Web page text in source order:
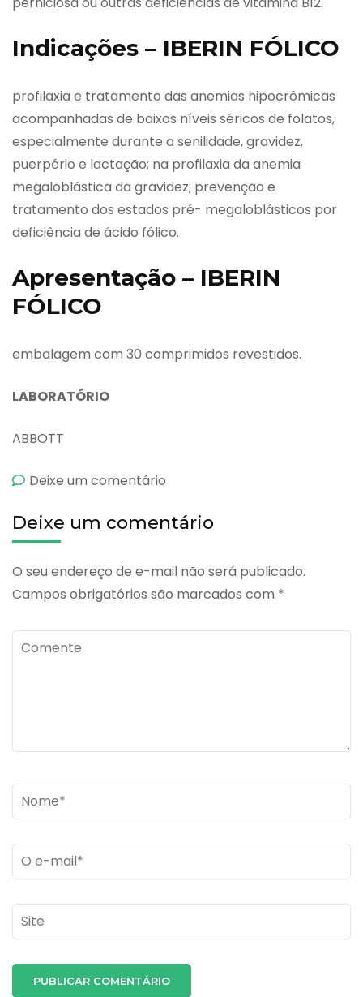
Indicações – IBERIN FÓLICO
profilaxia e tratamento das anemias hipocrômicas
acompanhadas de baixos níveis séricos de folatos,
especialmente durante a senilidade, gravidez,
puerpério e lactação; na profilaxia da anemia
megaloblástica da gravidez; prevenção e
tratamento dos estados pré- megaloblásticos por
deficiência de ácido fólico.
Apresentação – IBERIN
FÓLICO
embalagem com 30 comprimidos revestidos.
LABORATÓRIO
ABBOTT
Deixe um comentário
Deixe um comentário
O seu endereço de e-mail não será publicado.
Campos obrigatórios são marcados com *
Comente
Name*
Email *
Site